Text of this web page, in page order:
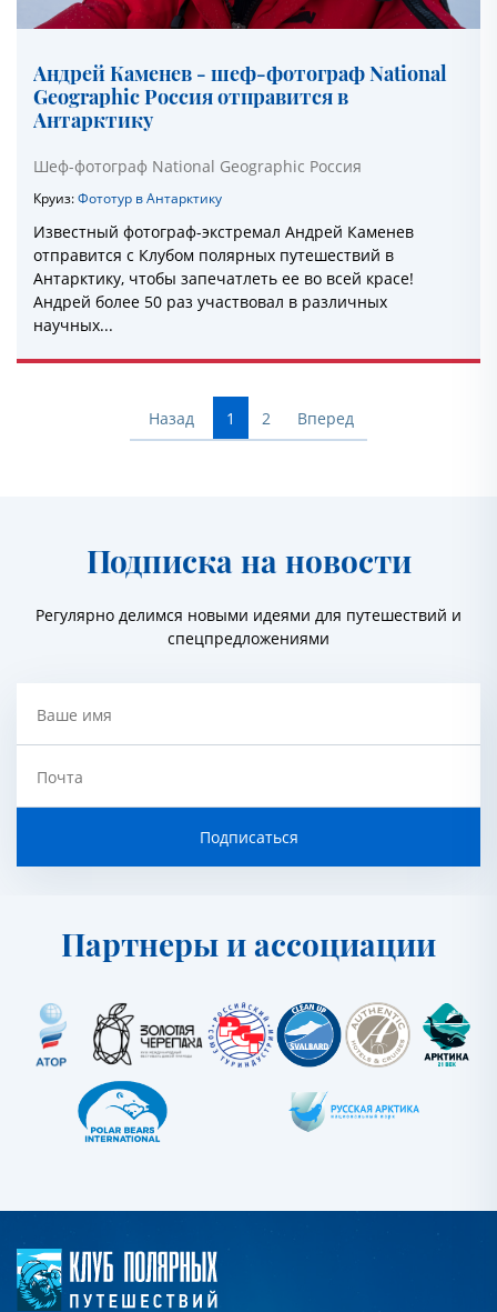
Андрей Каменев - шеф-фотограф National
Geographic Россия отправится в
Антарктику
Шеф-фотограф National Geographic Россия
Круиз:Фототур в Антарктику
Известный фотограф-экстремал Андрей Каменев
отправится с Клубом полярных путешествий в
Антарктику, чтобы запечатлеть ее во всей красе!
Андрей более 50 раз участвовал в различных
научных...
Назад 1 2 Вперед
Подписка на новости
Регулярно делимся новыми идеями для путешествий и
спецпредложениями
Ваше имя
Почта
Подписаться
Партнеры и ассоциации